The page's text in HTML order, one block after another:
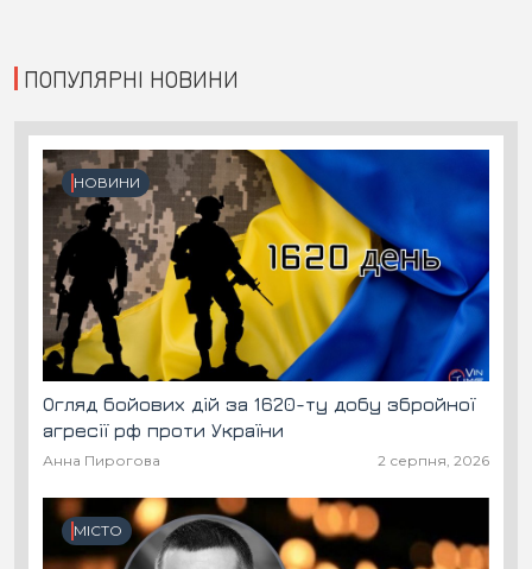
ПОПУЛЯРНІ НОВИНИ
НОВИНИ
Огляд бойових дій за 1620-ту добу збройної
агресії рф проти України
Анна Пирогова 2 серпня, 2026
МІСТО